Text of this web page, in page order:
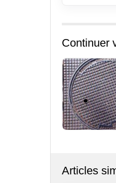
Continuer
de
l’article
Articles